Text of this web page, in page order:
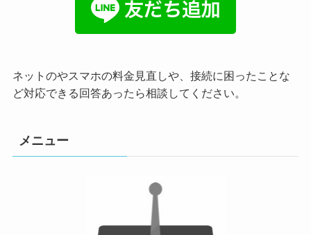
ネットのやスマホの料金見直しや、接続に困ったことな
ど対応できる回答あったら相談してください。
メニュー